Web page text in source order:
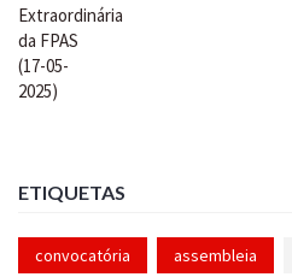
ETIQUETAS
convocatória assembleia